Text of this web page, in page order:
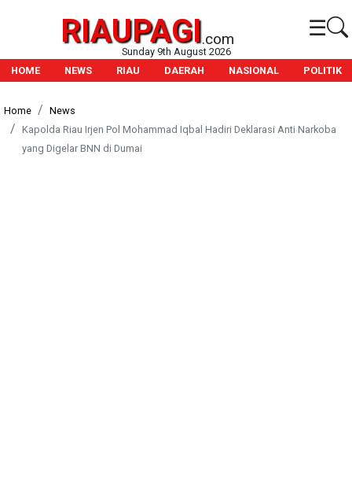
RIAUPAGI.com ☰
Sunday 9th August 2026
HOME
NEWS RIAU DAERAH NASIONAL POLITIK
Home
News
Kapolda Riau Irjen Pol Mohammad Iqbal Hadiri Deklarasi Anti Narkoba
yang Digelar BNN di Dumai